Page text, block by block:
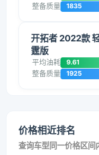
整备质量 1835
开拓者 2022款
霆版
平均油耗 9.61
整备质量 1925
价格相近排名
查询车型同一价格区间